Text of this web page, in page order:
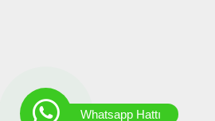
Whatsapp Hattı